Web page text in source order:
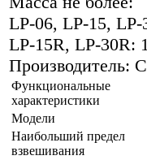
LP-06, LP-15, LP-
LP-15R, LP-30R:
Производитель:
Функциональные
характеристики
Модели
Наибольший предел
взвешивания